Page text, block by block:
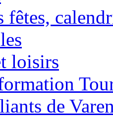
fêtes,
loisirs
de